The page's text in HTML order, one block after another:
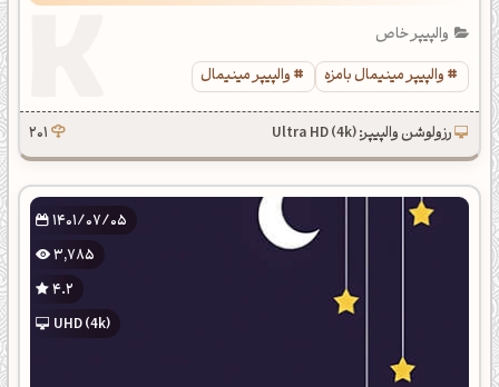
والپیپر خاص
والپیپر مینیمال بامزه
والپیپر مینیمال
رزولوشن والپیپر: Ultra HD (4k) 201
1401/07/05
3,785
4.2
UHD (4k)